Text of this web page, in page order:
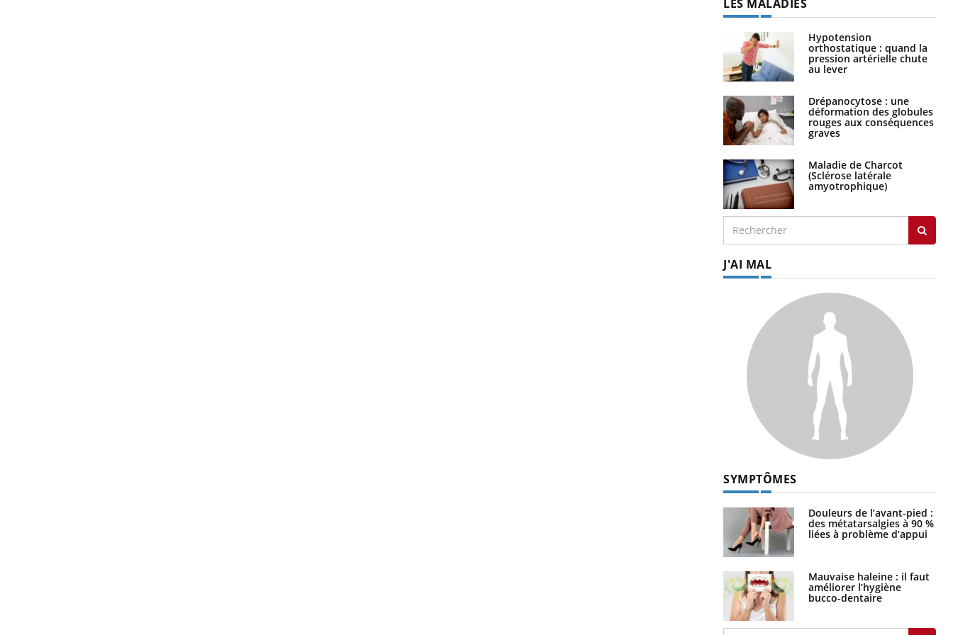
LES MALADIES
Hypotension
orthostatique : quand la
pression artérielle chute
au lever
Drépanocytose : une
déformation des globules
rouges aux conséquences
graves
Maladie de Charcot
(Sclérose latérale
amyotrophique)
J'AI MAL
SYMPTÔMES
Douleurs de l’avant-pied :
des métatarsalgies à 90 %
liées à problème d’appui
Mauvaise haleine : il faut
améliorer l’hygiène
bucco-dentaire